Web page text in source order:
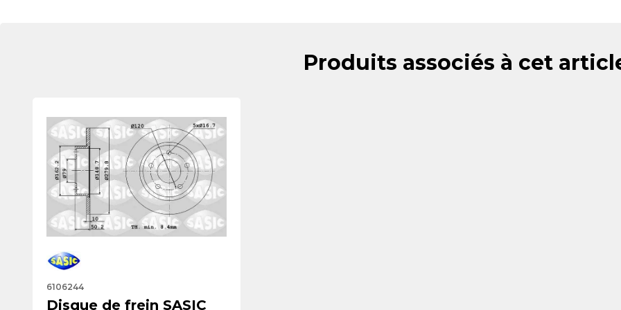
Produits associés à cet
6106244
Disque de frein SASIC